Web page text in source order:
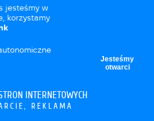
jesteśmy w
korzystamy
INTERNETOWYCH
REKLAMA
Jesteśmy
otwarci